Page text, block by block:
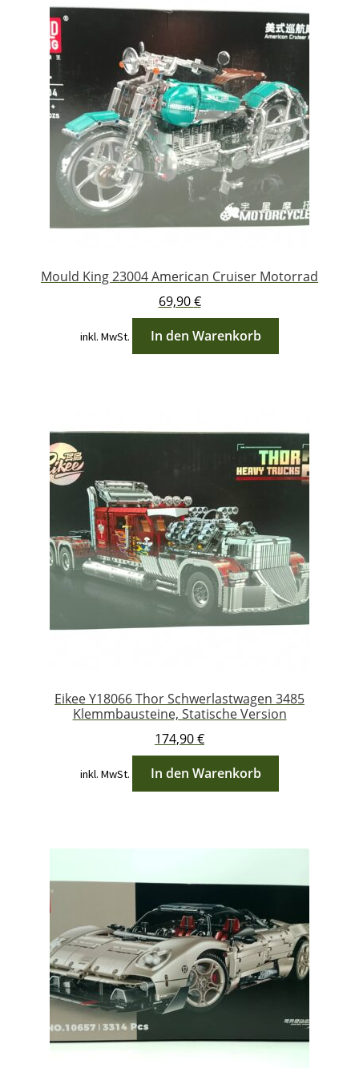
Mould King 23004 American Cruiser Motorrad
69,90€
inkl. MwSt. In den Warenkorb
Eikee Y18066 Thor Schwerlastwagen 3485
Klemmbausteine, Statische Version
174,90€
inkl. MwSt. In den Warenkorb